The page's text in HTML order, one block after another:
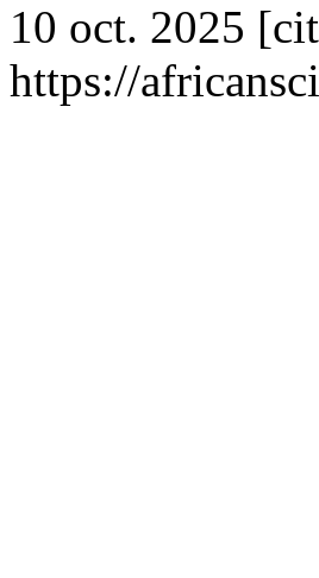
10 oct. 2025
https://